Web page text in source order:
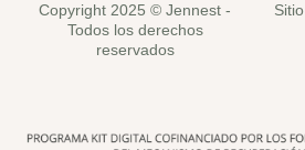
Copyright 2025 © Jennest -
Todos los derechos
reservados